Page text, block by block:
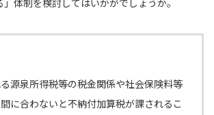
源泉所得税等の税金関係や社会保険料等
に合わないと不納付加算税が課されるこ